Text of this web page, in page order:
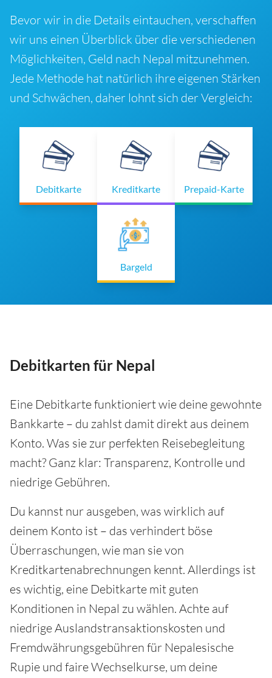
Bevor wir in die Details eintauchen, verschaffen
wir uns einen Überblick über die verschiedenen
Möglichkeiten, Geld nach Nepal mitzunehmen.
Jede Methode hat natürlich ihre eigenen Stärken
und Schwächen, daher lohnt sich der Vergleich:
Debitkarte Kreditkarte Prepaid-Karte
Bargeld
Debitkarten für Nepal
Eine Debitkarte funktioniert wie deine gewohnte
Bankkarte – du zahlst damit direkt aus deinem
Konto. Was sie zur perfekten Reisebegleitung
macht? Ganz klar: Transparenz, Kontrolle und
niedrige Gebühren.
Du kannst nur ausgeben, was wirklich auf
deinem Konto ist – das verhindert böse
Überraschungen, wie man sie von
Kreditkartenabrechnungen kennt. Allerdings ist
es wichtig, eine Debitkarte mit guten
Konditionen in Nepal zu wählen. Achte auf
niedrige Auslandstransaktionskosten und
Fremdwährungsgebühren für Nepalesische
Rupie und faire Wechselkurse, um deine